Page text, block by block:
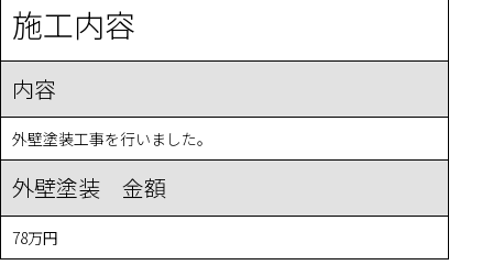
施工内容
内容
外壁塗装工事を行いました。
外壁塗装 金額
78万円